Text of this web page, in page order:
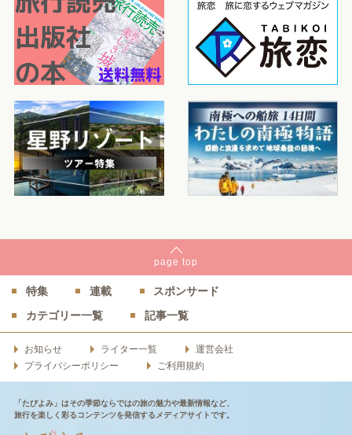
page top
特集 連載
スポンサード
カテゴリー一覧
記事一覧
お知らせ ライター一覧
運営会社
プライバシーポリシー
ご利用規約
「たびよみ」はその季節ならではの旅の魅力や最新情報など、
旅行を楽しく彩るコンテンツを発信するメディアサイトです。